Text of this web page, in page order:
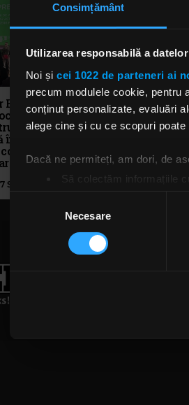
Consimțământ
Utilizarea responsabilă a
Noi și cei 1022 de parteneri ai
precum modulele cookie,
conținut personalizate, evaluări
alege cine și cu ce scopuri
Dacă ne permiteți, am dori, de
Să colectăm informațiile
Găsiți mai multe informații
Vă puteți modifica sau retrage
traficul. De asemenea, le
care folosiți site-ul nostru.
Selecția
consimțământului
Necesare
Humanity - locul
Civile
cabana
mai puțin de un
din medii
SEPTEMBRIE 2023
Bikers
cum se
prin